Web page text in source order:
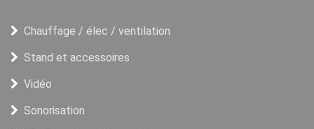
Chauffage / élec / ventilation
Stand et accessoires
Vidéo
Sonorisation